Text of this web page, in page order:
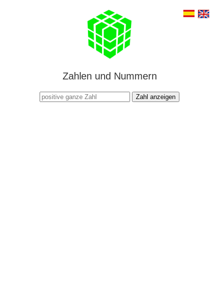
Zahlen und Nummern
Zahl anzeigen